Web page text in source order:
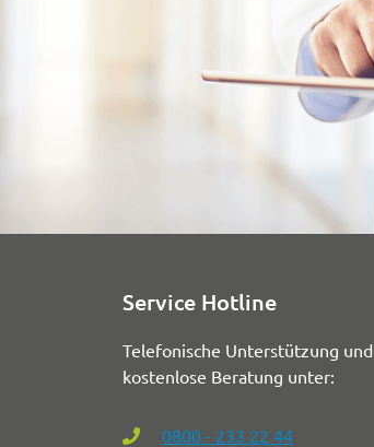
Service Hotline
Telefonische Unterstützung und
kostenlose Beratung unter:
0800 - 233 22 44